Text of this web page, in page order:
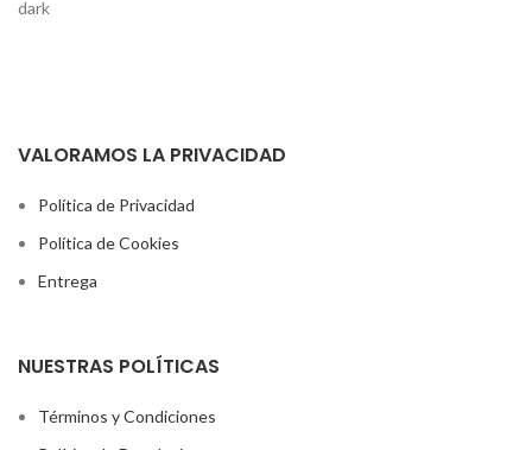
VALORAMOS LA PRIVACIDAD
Política de Privacidad
Política de Cookies
Entrega
NUESTRAS POLÍTICAS
Términos y Condiciones